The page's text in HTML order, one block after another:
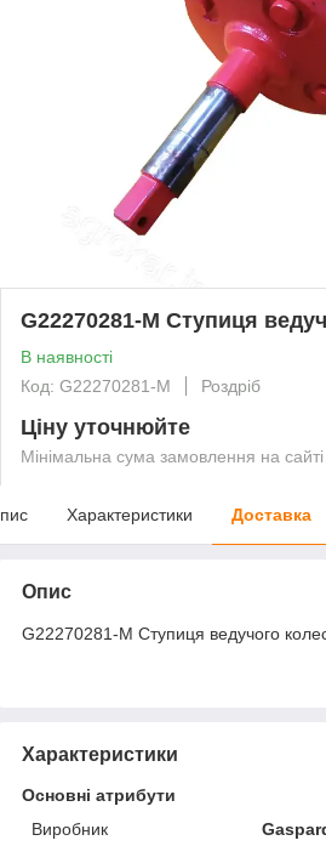
G22270281-M Ступиця
В наявності
Код: G22270281-M
Роздріб
Ціну уточнюйте
Мінімальна сума замовлення на
Характеристики Доставка
Опис
G22270281-M Ступиця ведучого
Характеристики
Основні атрибути
Виробник